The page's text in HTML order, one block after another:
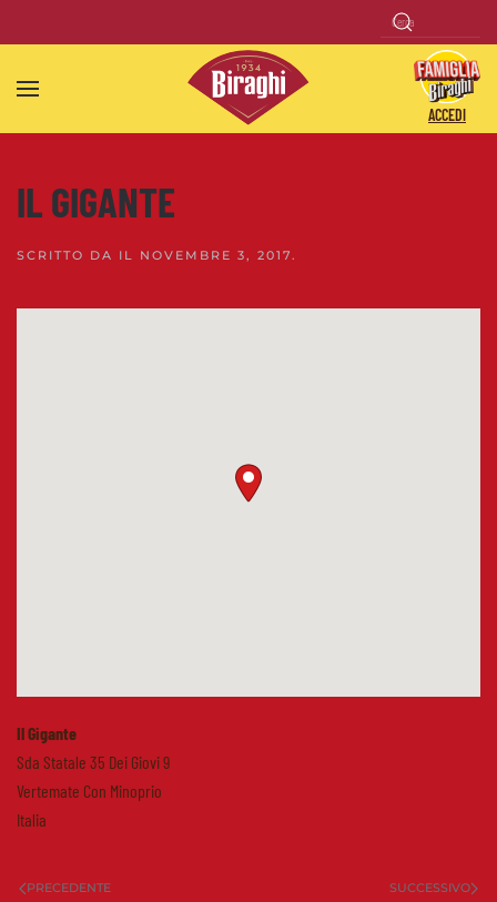
Skip to main content
ACCEDI
IL GIGANTE
SCRITTO DA IL NOVEMBRE 3, 2017.
Il Gigante
Sda Statale 35 Dei Giovi 9
Vertemate Con Minoprio
Italia
PRECEDENTE SUCCESSIVO